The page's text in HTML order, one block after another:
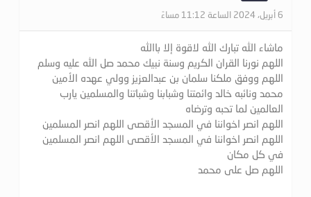
6 أبريل، 2024 الساعة 11:12 مساءً
ماشاء الله تبارك الله لاقوة إلا باالله
اللهم نورنا القران الكريم وسنة نبيك محمد صل الله عليه وسلم
اللهم ووفق ملكنا سلمان بن عبدالعزيز وولي عهده الأمين
محمد ونائبه خالد وائمتنا وشبابنا وشباتنا والمسلمين يارب
العالمين لما تحبه وترضاه
اللهم انصر اخواننا في المسجد الأقصى اللهم انصر المسلمين
اللهم انصر اخواننا في المسجد الأقصى اللهم انصر المسلمين
في كل مكان
اللهم صل على محمد